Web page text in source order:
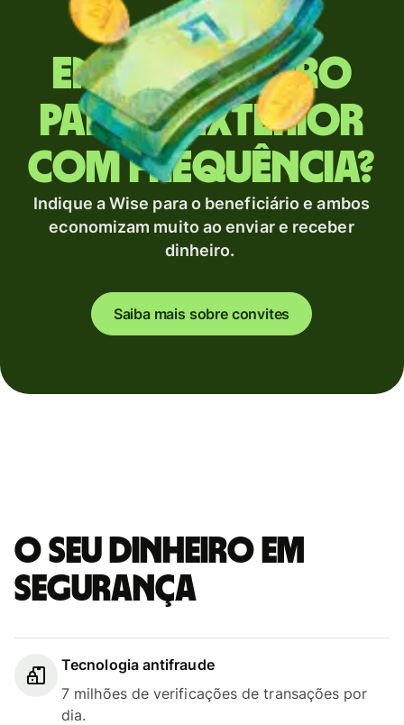
Envia dinheiro
para o exterior
com frequência?
Indique a Wise para o beneficiário e ambos
economizam muito ao enviar e receber
dinheiro.
Saiba mais sobre convites
O seu dinheiro em
segurança
Tecnologia antifraude
7 milhões de verificações de transações por
dia.